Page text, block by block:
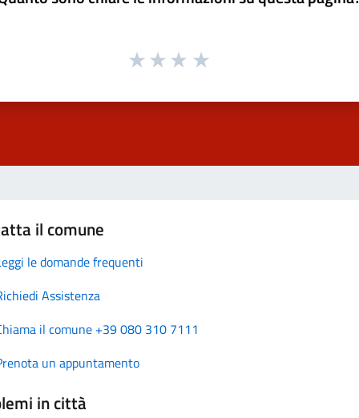
il comune
le domande frequenti
Assistenza
il comune +39 080 310 7111
un appuntamento
in città